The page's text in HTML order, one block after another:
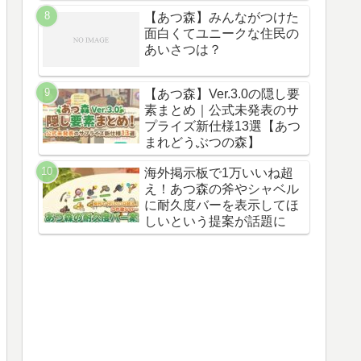
【あつ森】みんながつけた
面白くてユニークな住民の
あいさつは？
【あつ森】Ver.3.0の隠し要
素まとめ｜公式未発表のサ
プライズ新仕様13選【あつ
まれどうぶつの森】
海外掲示板で1万いいね超
え！あつ森の斧やシャベル
に耐久度バーを表示してほ
しいという提案が話題に